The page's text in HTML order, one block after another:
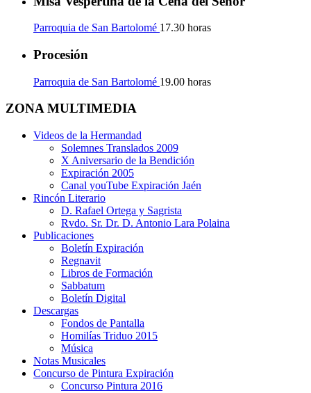
Parroquia de San Bartolomé 17.30 horas
Procesión
Parroquia de San Bartolomé 19.00 horas
ZONA MULTIMEDIA
Videos de la Hermandad
Solemnes Translados 2009
X Aniversario de la Bendición
Expiración 2005
Canal youTube Expiración Jaén
Rincón Literario
D. Rafael Ortega y Sagrista
Rvdo. Sr. Dr. D. Antonio Lara Polaina
Publicaciones
Boletín Expiración
Regnavit
Libros de Formación
Sabbatum
Boletín Digital
Descargas
Fondos de Pantalla
Homilías Triduo 2015
Música
Notas Musicales
Concurso de Pintura Expiración
Concurso Pintura 2016